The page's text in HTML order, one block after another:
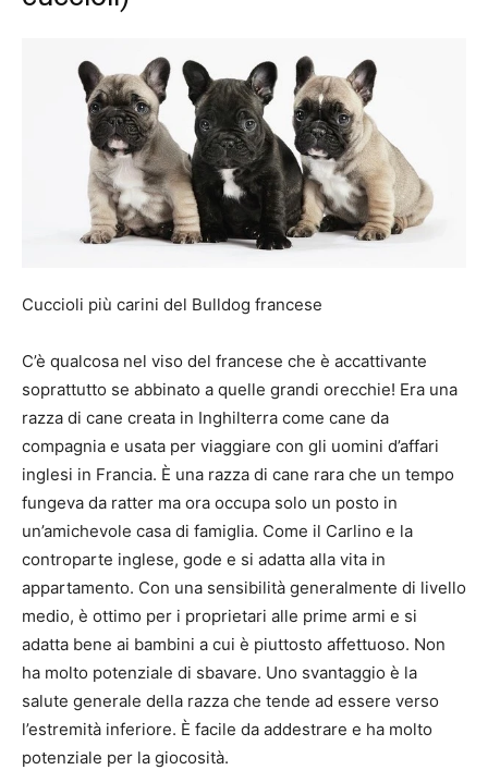
Cuccioli più carini del Bulldog francese
C’è qualcosa nel viso del francese che è accattivante
soprattutto se abbinato a quelle grandi orecchie! Era una
razza di cane creata in Inghilterra come cane da
compagnia e usata per viaggiare con gli uomini d’affari
inglesi in Francia. È una razza di cane rara che un tempo
fungeva da ratter ma ora occupa solo un posto in
un’amichevole casa di famiglia. Come il Carlino e la
controparte inglese, gode e si adatta alla vita in
appartamento. Con una sensibilità generalmente di livello
medio, è ottimo per i proprietari alle prime armi e si
adatta bene ai bambini a cui è piuttosto affettuoso. Non
ha molto potenziale di sbavare. Uno svantaggio è la
salute generale della razza che tende ad essere verso
l’estremità inferiore. È facile da addestrare e ha molto
potenziale per la giocosità.